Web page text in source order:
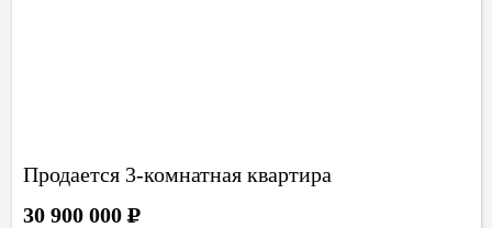
Продается 3-комнатная квартира
30 900 000Р